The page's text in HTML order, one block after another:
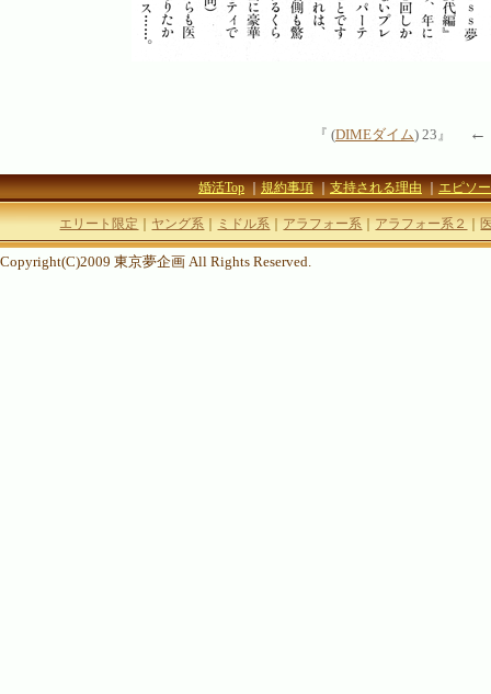
『 (DIMEダイム) 23』 ←
婚活Top｜規約事項｜支持される理由｜エピソ
エリート限定｜ヤング系｜ミドル系｜アラフォー系｜アラフォー系２｜
Copyright(C)2009 東京夢企画 All Rights Reserved.